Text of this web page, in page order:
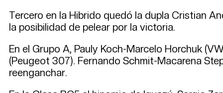
Tercero en la Hibrido quedó la dupla Cristian
la posibilidad de pelear por la victoria.
En el Grupo A, Pauly Koch-Marcelo Horchuk
(Peugeot 307). Fernando Schmit-Macarena
reenganchar.